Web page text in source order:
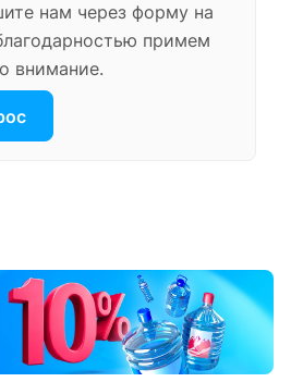
нам через форму на
примем
внимание.